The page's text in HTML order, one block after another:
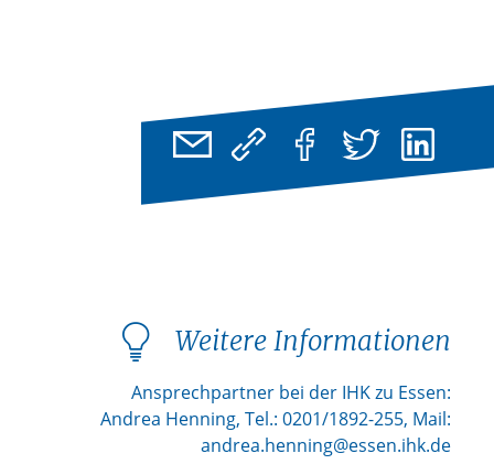
Weitere Informationen
Ansprechpartner bei der IHK zu Essen:
Andrea Henning, Tel.: 0201/1892-255, Mail:
andrea.henning@essen.ihk.de